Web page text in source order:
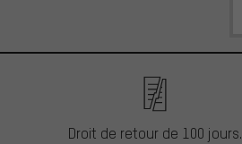
Droit de retour de 100 jours.